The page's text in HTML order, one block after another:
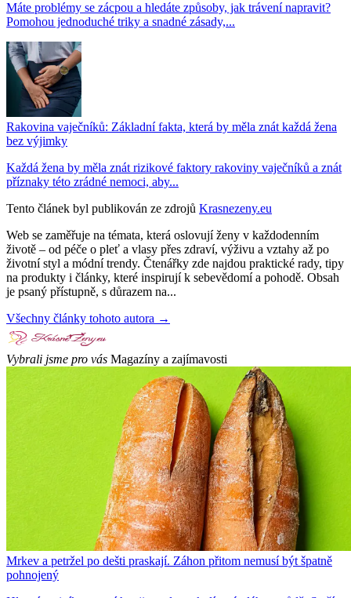
Máte problémy se zácpou a hledáte způsoby, jak trávení napravit?
Pomohou jednoduché triky a snadné zásady,...
Rakovina vaječníků: Základní fakta, která by měla znát každá žena
bez výjimky
Každá žena by měla znát rizikové faktory rakoviny vaječníků a znát
příznaky této zrádné nemoci, aby...
Tento článek byl publikován ze zdrojů Krasnezeny.eu
Web se zaměřuje na témata, která oslovují ženy v každodenním
životě – od péče o pleť a vlasy přes zdraví, výživu a vztahy až po
životní styl a módní trendy. Čtenářky zde najdou praktické rady, tipy
na produkty i články, které inspirují k sebevědomí a pohodě. Obsah
je psaný přístupně, s důrazem na...
Všechny články tohoto autora →
Vybrali jsme pro vás Magazíny a zajímavosti
Mrkev a petržel po dešti praskají. Záhon přitom nemusí být špatně
pohnojený